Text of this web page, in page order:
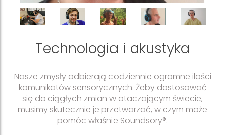
Technologia i akustyka
Nasze zmysły odbierają codziennie ogromne ilości
komunikatów sensorycznych. Żeby dostosować
się do ciągłych zmian w otaczającym świecie,
musimy skutecznie je przetwarzać, w czym może
pomóc właśnie Soundsory®.